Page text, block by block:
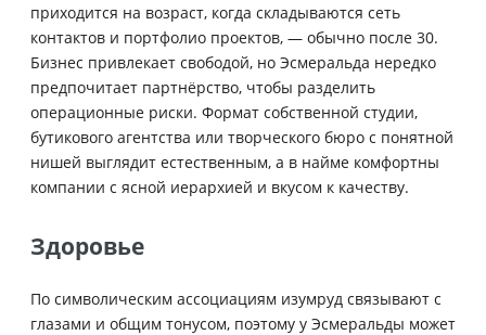
приходится на возраст, когда складываются сеть
контактов и портфолио проектов, — обычно после 30.
Бизнес привлекает свободой, но Эсмеральда нередко
предпочитает партнёрство, чтобы разделить
операционные риски. Формат собственной студии,
бутикового агентства или творческого бюро с понятной
нишей выглядит естественным, а в найме комфортны
компании с ясной иерархией и вкусом к качеству.
Здоровье
По символическим ассоциациям изумруд связывают с
глазами и общим тонусом, поэтому у Эсмеральды может